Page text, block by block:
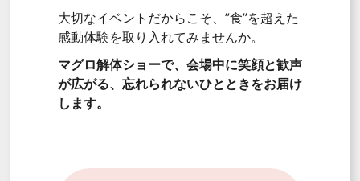
大切なイベントだからこそ、”食”を超えた
感動体験を取り入れてみませんか。
マグロ解体ショーで、会場中に笑顔と歓声
が広がる、忘れられないひとときをお届け
します。